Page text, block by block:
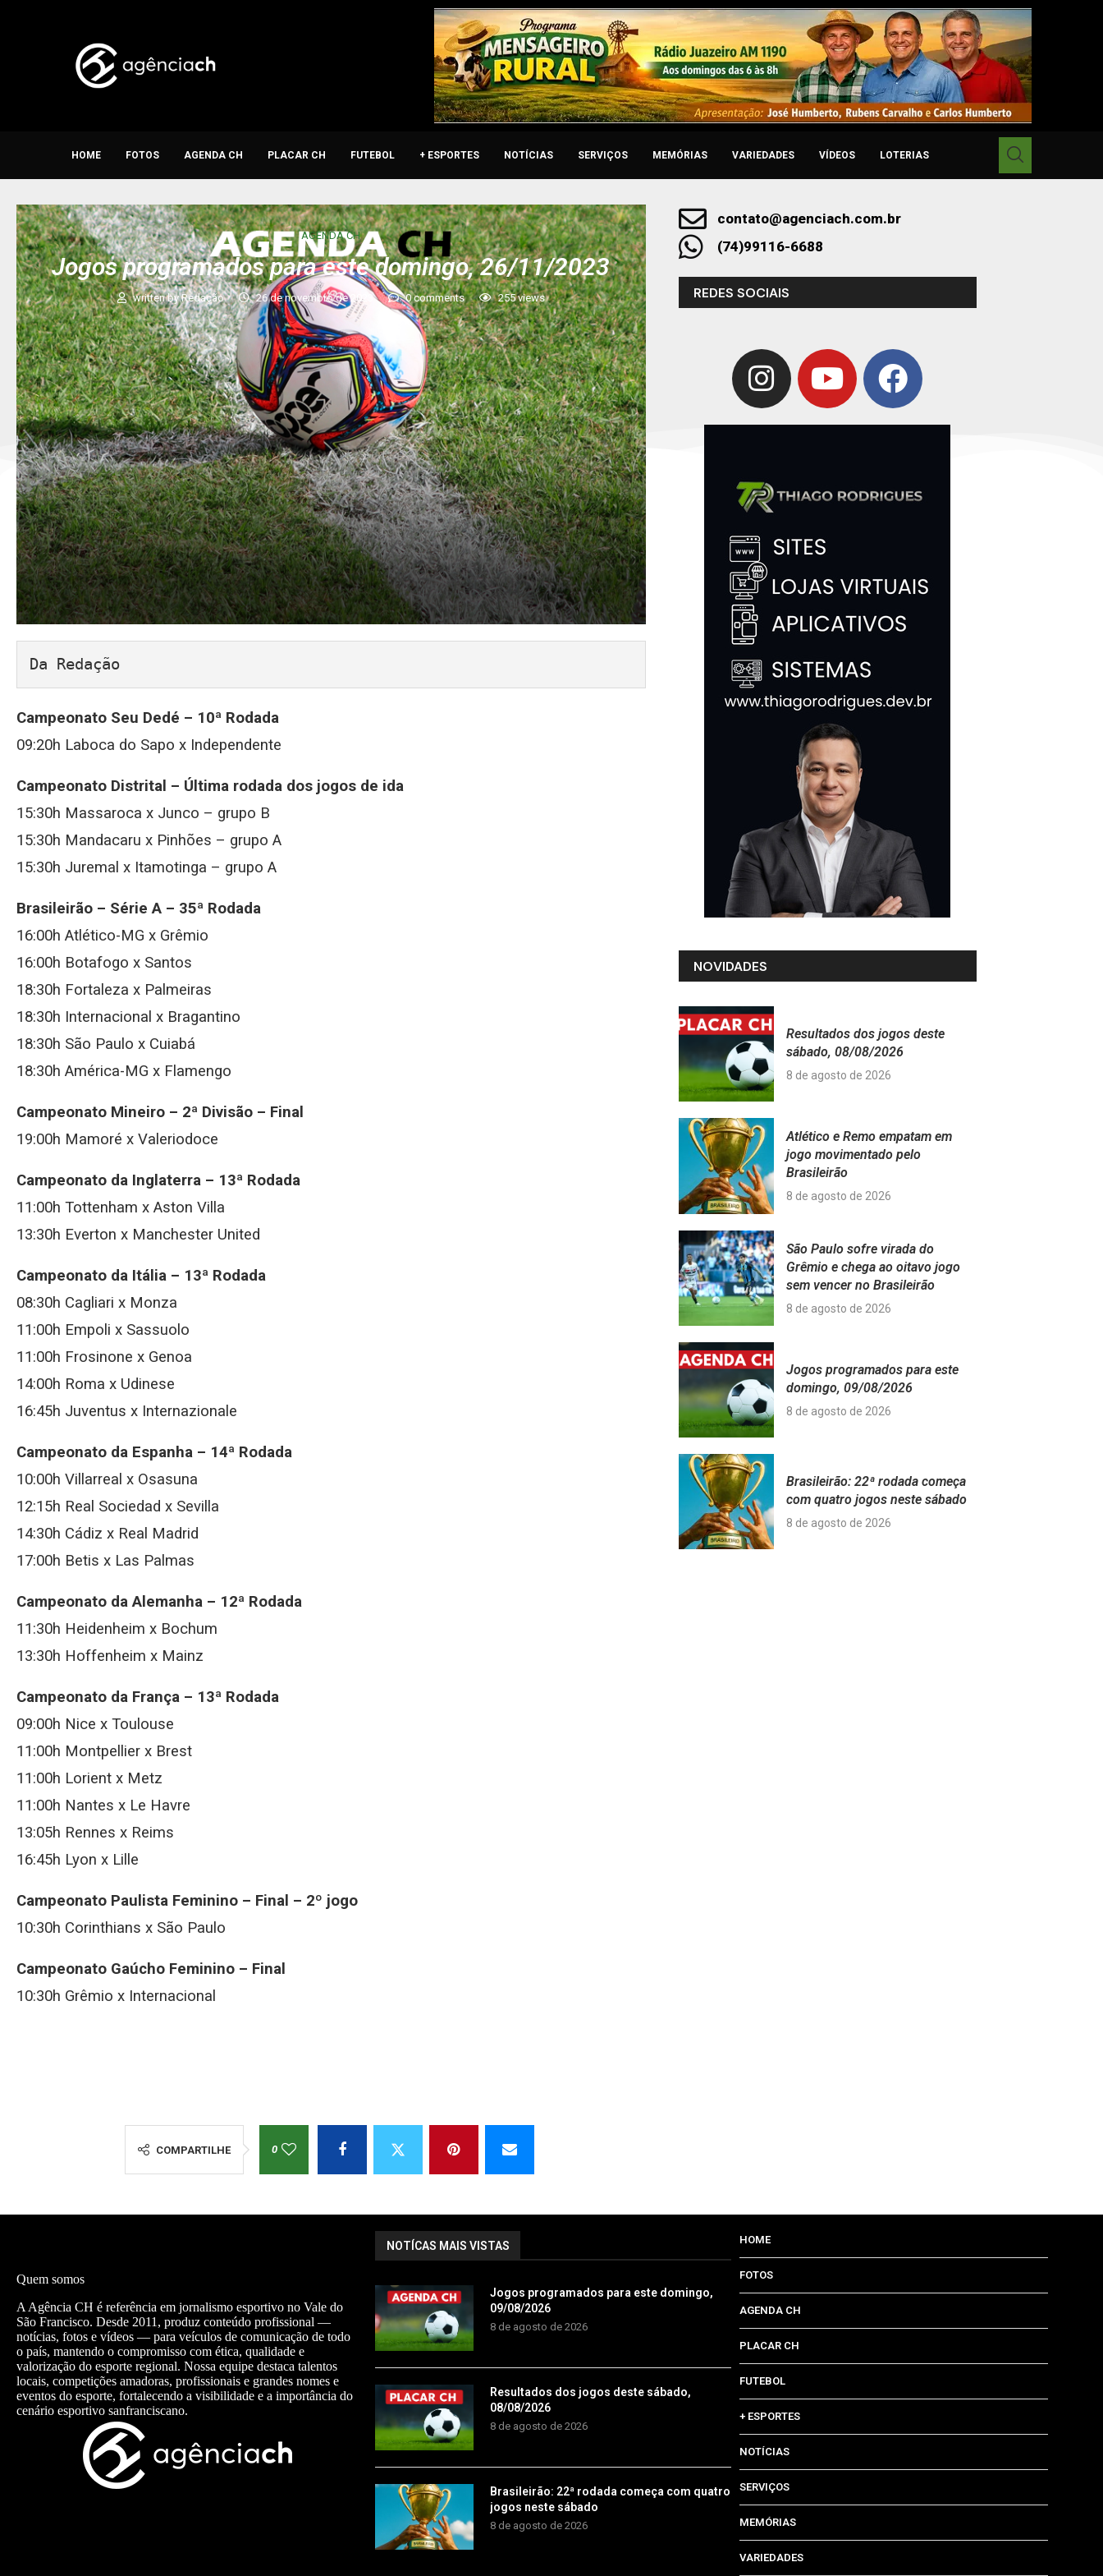
HOME FOTOS AGENDA CH PLACAR CH FUTEBOL + ESPORTES NOTÍCIAS SERVIÇOS MEMÓRIAS VARIEDADES VÍDEOS LOTERIAS
AGENDA CH
Jogos programados para este domingo, 26/11/2023
written byRedação 26 de novembro de 2023 0 comments 255views
Da Redação
Campeonato Seu Dedé – 10ª Rodada
09:20h Laboca do Sapo x Independente
Campeonato Distrital – Última rodada dos jogos de ida
15:30h Massaroca x Junco – grupo B
15:30h Mandacaru x Pinhões – grupo A
15:30h Juremal x Itamotinga – grupo A
Brasileirão – Série A – 35ª Rodada
16:00h Atlético-MG x Grêmio
16:00h Botafogo x Santos
18:30h Fortaleza x Palmeiras
18:30h Internacional x Bragantino
18:30h São Paulo x Cuiabá
18:30h América-MG x Flamengo
Campeonato Mineiro – 2ª Divisão – Final
19:00h Mamoré x Valeriodoce
Campeonato da Inglaterra – 13ª Rodada
11:00h Tottenham x Aston Villa
13:30h Everton x Manchester United
Campeonato da Itália – 13ª Rodada
08:30h Cagliari x Monza
11:00h Empoli x Sassuolo
11:00h Frosinone x Genoa
14:00h Roma x Udinese
16:45h Juventus x Internazionale
Campeonato da Espanha – 14ª Rodada
10:00h Villarreal x Osasuna
12:15h Real Sociedad x Sevilla
14:30h Cádiz x Real Madrid
17:00h Betis x Las Palmas
Campeonato da Alemanha – 12ª Rodada
11:30h Heidenheim x Bochum
13:30h Hoffenheim x Mainz
Campeonato da França – 13ª Rodada
09:00h Nice x Toulouse
11:00h Montpellier x Brest
11:00h Lorient x Metz
11:00h Nantes x Le Havre
13:05h Rennes x Reims
16:45h Lyon x Lille
Campeonato Paulista Feminino – Final – 2º jogo
10:30h Corinthians x São Paulo
Campeonato Gaúcho Feminino – Final
10:30h Grêmio x Internacional
COMPARTILHE 0
contato@agenciach.com.br
(74)99116-6688
REDES SOCIAIS
NOVIDADES
Resultados dos jogos deste
sábado, 08/08/2026
8 de agosto de 2026
Atlético e Remo empatam em
jogo movimentado pelo
Brasileirão
8 de agosto de 2026
São Paulo sofre virada do
Grêmio e chega ao oitavo jogo
sem vencer no Brasileirão
8 de agosto de 2026
Jogos programados para este
domingo, 09/08/2026
8 de agosto de 2026
Brasileirão: 22ª rodada começa
com quatro jogos neste sábado
8 de agosto de 2026
Quem somos
A Agência CH é referência em jornalismo esportivo no Vale do
São Francisco. Desde 2011, produz conteúdo profissional —
notícias, fotos e vídeos — para veículos de comunicação de todo
o país, mantendo o compromisso com ética, qualidade e
valorização do esporte regional. Nossa equipe destaca talentos
locais, competições amadoras, profissionais e grandes nomes e
eventos do esporte, fortalecendo a visibilidade e a importância do
cenário esportivo sanfranciscano.
NOTÍCAS MAIS VISTAS
Jogos programados para este domingo,
09/08/2026
8 de agosto de 2026
Resultados dos jogos deste sábado,
08/08/2026
8 de agosto de 2026
Brasileirão: 22ª rodada começa com quatro
jogos neste sábado
8 de agosto de 2026
HOME
FOTOS
AGENDA CH
PLACAR CH
FUTEBOL
+ ESPORTES
NOTÍCIAS
SERVIÇOS
MEMÓRIAS
VARIEDADES